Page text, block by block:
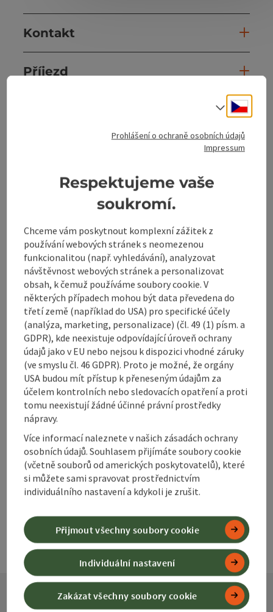
Kontakt
Příjezd
Vybavení
Ceny
Způsobilost
Bezbariérovost
Označit příspěvek
přejít na poznámky
Vytvořit PDF
Vytisknout
příspěvek
powered byTOURDATA
Cesky
Volba
Prohlášení o ochraně osobních údajů
Impressum
Respektujeme vaše
soukromí.
Chceme vám poskytnout komplexní zážitek z
používání webových stránek s neomezenou
funkcionalitou (např. vyhledávání), analyzovat
návštěvnost webových stránek a personalizovat
obsah, k čemuž používáme soubory cookie. V
některých případech mohou být data převedena do
třetí země (například do USA) pro specifické účely
(analýza, marketing, personalizace) (čl. 49 (1) písm. a
GDPR), kde neexistuje odpovídající úroveň ochrany
údajů jako v EU nebo nejsou k dispozici vhodné záruky
(ve smyslu čl. 46 GDPR). Proto je možné, že orgány
USA budou mít přístup k přeneseným údajům za
účelem kontrolních nebo sledovacích opatření a proti
tomu neexistují žádné účinné právní prostředky
nápravy.
Více informací naleznete v našich zásadách ochrany
osobních údajů. Souhlasem přijímáte soubory cookie
(včetně souborů od amerických poskytovatelů), které
si můžete sami spravovat prostřednictvím
individuálního nastavení a kdykoli je zrušit.
Zakázat všechny soubory cookie
Individuální nastavení
Přijmout všechny soubory cookie